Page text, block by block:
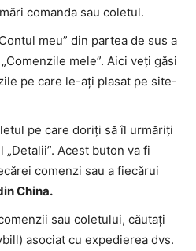
comanda sau coletul.
meu” din partea de sus a
mele”. Aici veți găsi
pe care le-ați plasat pe site-
pe care doriți să îl urmăriți
Acest buton va fi
comenzi sau a fiecărui
China.
sau coletului, căutați
asociat cu expedierea dvs.